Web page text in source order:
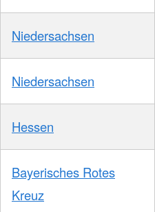
Niedersachsen
Niedersachsen
Hessen
Bayerisches Rotes
Kreuz